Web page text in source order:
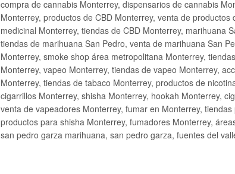
compra de cannabis Monterrey, dispensarios de cannabis
Monterrey, productos de CBD Monterrey, venta de
medicinal Monterrey, tiendas de CBD Monterrey, marihuana
tiendas de marihuana San Pedro, venta de marihuana San
Monterrey, smoke shop área metropolitana Monterrey,
Monterrey, vapeo Monterrey, tiendas de vapeo Monterrey,
Monterrey, tiendas de tabaco Monterrey, productos de
cigarrillos Monterrey, shisha Monterrey, hookah Monterrey,
venta de vapeadores Monterrey, fumar en Monterrey,
productos para shisha Monterrey, fumadores Monterrey,
san pedro garza marihuana, san pedro garza, fuentes del